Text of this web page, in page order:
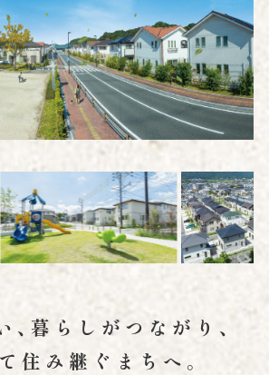
、暮らしがつながり、
住み継ぐまちへ。